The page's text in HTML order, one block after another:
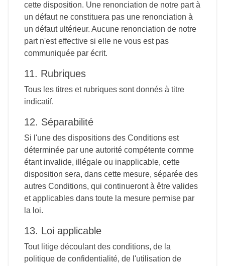
cette disposition. Une renonciation de notre part à
un défaut ne constituera pas une renonciation à
un défaut ultérieur. Aucune renonciation de notre
part n'est effective si elle ne vous est pas
communiquée par écrit.
11. Rubriques
Tous les titres et rubriques sont donnés à titre
indicatif.
12. Séparabilité
Si l'une des dispositions des Conditions est
déterminée par une autorité compétente comme
étant invalide, illégale ou inapplicable, cette
disposition sera, dans cette mesure, séparée des
autres Conditions, qui continueront à être valides
et applicables dans toute la mesure permise par
la loi.
13. Loi applicable
Tout litige découlant des conditions, de la
politique de confidentialité, de l'utilisation de